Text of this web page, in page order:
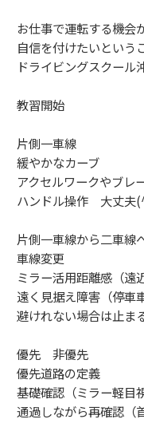
お仕事で運転する機会
自信を付けたいという
ドライビングスクール
教習開始
片側一車線
緩やかなカーブ
アクセルワークやブレ
ハンドル操作 大丈夫
片側一車線から二車線
車線変更
ミラー活用距離感（遠
遠く見据え障害（停車
避けれない場合は止ま
優先 非優先
優先道路の定義
基礎確認（ミラー軽目視
通過しながら再確認（